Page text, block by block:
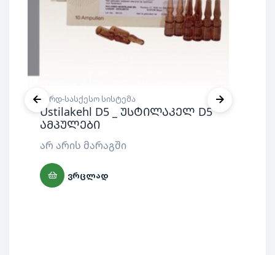
შარდ-სასქესო სისტემა
Ustilakehl D5 _ უსტილაკელ D5
ამპულები
არ არის მარაგში
ᲕᲠᲪᲚᲐᲓ